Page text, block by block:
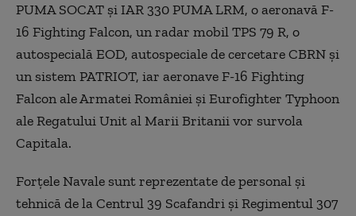
PUMA SOCAT şi IAR 330 PUMA LRM, o aeronavă F-
16 Fighting Falcon, un radar mobil TPS 79 R, o
autospecială EOD, autospeciale de cercetare CBRN şi
un sistem PATRIOT, iar aeronave F-16 Fighting
Falcon ale Armatei României şi Eurofighter Typhoon
ale Regatului Unit al Marii Britanii vor survola
Capitala.
Forţele Navale sunt reprezentate de personal şi
tehnică de la Centrul 39 Scafandri şi Regimentul 307